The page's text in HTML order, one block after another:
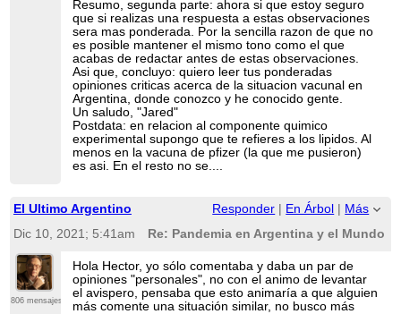
Resumo, segunda parte: ahora si que estoy seguro
que si realizas una respuesta a estas observaciones
sera mas ponderada. Por la sencilla razon de que no
es posible mantener el mismo tono como el que
acabas de redactar antes de estas observaciones.
Asi que, concluyo: quiero leer tus ponderadas
opiniones criticas acerca de la situacion vacunal en
Argentina, donde conozco y he conocido gente.
Un saludo, "Jared"
Postdata: en relacion al componente quimico
experimental supongo que te refieres a los lipidos. Al
menos en la vacuna de pfizer (la que me pusieron)
es asi. En el resto no se....
El Ultimo Argentino Responder En Árbol
Más
Dic 10, 2021; 5:41am
Re: Pandemia en Argentina y el Mundo
806 mensajes
Hola Hector, yo sólo comentaba y daba un par de
opiniones "personales", no con el animo de levantar
el avispero, pensaba que esto animaría a que alguien
más comente una situación similar, no busco más